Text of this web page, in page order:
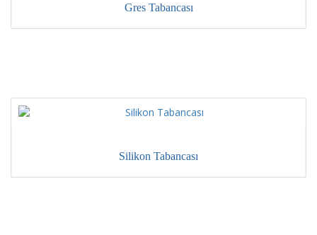
Gres Tabancası
Silikon Tabancası